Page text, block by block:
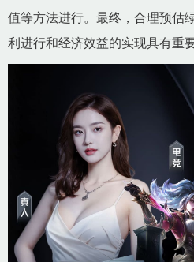
值等方法进行。最终，合理预估
利进行和经济效益的实现具有重